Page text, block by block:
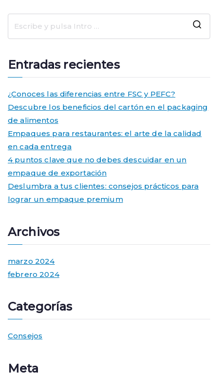
Entradas recientes
¿Conoces las diferencias entre FSC y PEFC?
Descubre los beneficios del cartón en el packaging
de alimentos
Empaques para restaurantes: el arte de la calidad
en cada entrega
4 puntos clave que no debes descuidar en un
empaque de exportación
Deslumbra a tus clientes: consejos prácticos para
lograr un empaque premium
Archivos
marzo 2024
febrero 2024
Categorías
Consejos
Meta